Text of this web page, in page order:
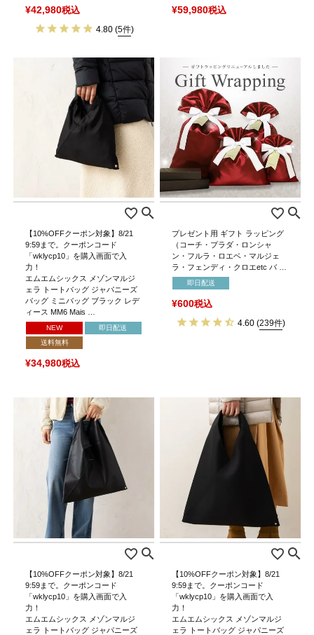
¥42,980税込
4.80 (5件)
¥59,980税込
【10%OFFクーポン対象】8/21
9:59まで。クーポンコード
「wklycp10」を購入画面で入
力！
エムエムシックス メゾンマルジ
ェラ トートバッグ ジャパニーズ
バッグ ミニバッグ ブラック レデ
ィース MM6 Mais …
NEW
即日配送
送料無料
¥34,980税込
プレゼント用 ギフト ラッピング
（コーチ・プラダ・ロンシャ
ン・フルラ・ロエベ・マルジェ
ラ・フェンディ・クロエetc バ …
即日配送
¥600税込
4.60 (239件)
【10%OFFクーポン対象】8/21
9:59まで。クーポンコード
「wklycp10」を購入画面で入
力！
エムエムシックス メゾンマルジ
ェラ トートバッグ ジャパニーズ
【10%OFFクーポン対象】8/21
9:59まで。クーポンコード
「wklycp10」を購入画面で入
力！
エムエムシックス メゾンマルジ
ェラ トートバッグ ジャパニーズ